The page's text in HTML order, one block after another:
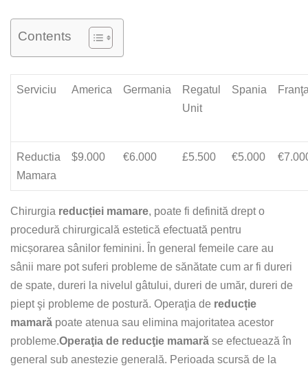
Contents
Serviciu America Germania
Regatul
Unit
Spania
Reductia
Mamara
$9.000 €6.000 £5.500 €5.000
Chirurgia reducției mamare, poate fi definită drept o
procedură chirurgicală estetică efectuată pentru
micșorarea sânilor feminini. În general femeile care au
sânii mare pot suferi probleme de sănătate cum ar fi dureri
de spate, dureri la nivelul gâtului, dureri de umăr, dureri de
piept şi probleme de postură. Operaţia de reducție
mamară poate atenua sau elimina majoritatea acestor
probleme.Operaţia de reducţie mamară se efectuează în
general sub anestezie generală. Perioada scursă de la